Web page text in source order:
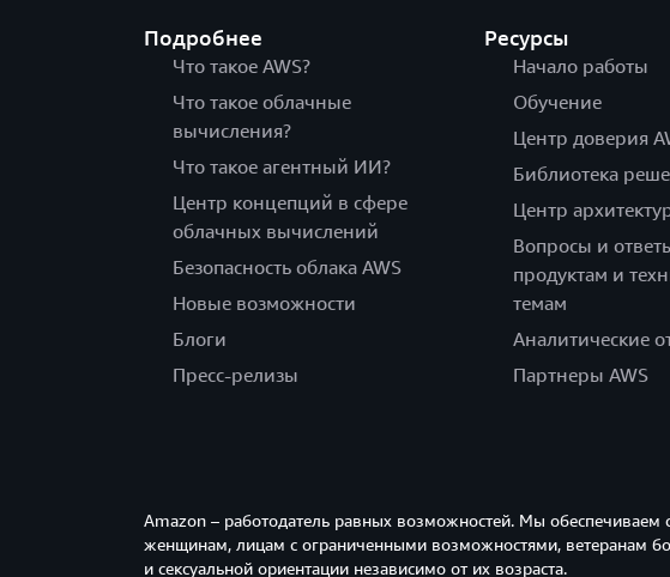
Подробнее
Что такое AWS?
Что такое облачные
вычисления?
Что такое агентный ИИ?
Центр концепций в сфере
облачных вычислений
Безопасность облака AWS
Новые возможности
Блоги
Пресс-релизы
Ресурсы
Начало работы
Обучение
Центр доверия
Библиотека
Центр
Вопросы и
продуктам и
темам
Аналитические
Партнеры AWS
Amazon – работодатель равных возможностей. Мы обеспечиваем
женщинам, лицам с ограниченными возможностями, ветеранам
и сексуальной ориентации независимо от их возраста.